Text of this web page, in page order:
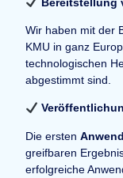
Wir haben mit der
KMU in ganz
technologischen
abgestimmt sind.
Die ersten
greifbaren
erfolgreiche